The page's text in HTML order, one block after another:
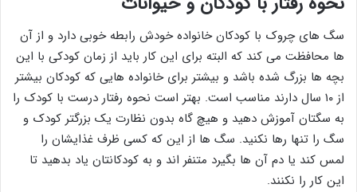
سگ های چروک با کودکان خانواده خودش رابطه خوبی دارد و از آن
ها محافظت می کند که البته برای این کار باید از زمان کودکی با این
بچه ها بزرگ شده باشد و بیشتر برای خانواده هایی که کودکان بیشتر
از ۱۰ سال دارند مناسب است. بهتر است نحوه رفتار درست با کودک را
به سگتان آموزش دهید و هیچ گاه بدون نظارت یک بزرگتر کودک و
سگ را تنها رها نکنید. سگ ها از این که کسی ظرف غذایشان را
لمس کند یا دم آن ها بگیرد متنفر اند و به کودکانتان یاد بدهید تا
این کار را نکنند.